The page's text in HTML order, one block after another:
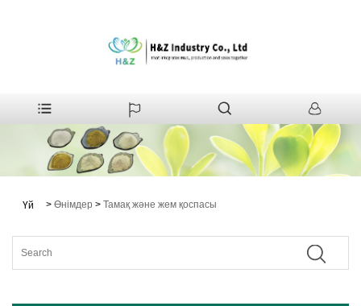
Үй > Өнімдер > Тамақ және жем қоспасы